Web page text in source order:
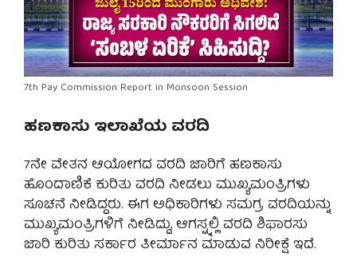
7th Pay Commission Report in Monsoon Session
ಹಣಕಾಸು ಇಲಾಖೆಯ ವರದಿ
7ನೇ ವೇತನ ಆಯೋಗದ ವರದಿ ಜಾರಿಗೆ ಹಣಕಾಸು
ಹೊಂದಾಣಿಕೆ ಕುರಿತು ವರದಿ ನೀಡಲು ಮುಖ್ಯಮಂತ್ರಿಗಳು
ಸೂಚನೆ ನೀಡಿದ್ದರು. ಈಗ ಅಧಿಕಾರಿಗಳು ಸಮಗ್ರ ವರದಿಯನ್ನು
ಮುಖ್ಯಮಂತ್ರಿಗಳಿಗೆ ನೀಡಿದ್ದು, ಆಗಸ್ಟ್ನಲ್ಲಿ ವರದಿ ಶಿಫಾರಸು
ಜಾರಿ ಕುರಿತು ಸರ್ಕಾರ ತೀರ್ಮಾನ ಮಾಡುವ ನಿರೀಕ್ಷೆ ಇದೆ.